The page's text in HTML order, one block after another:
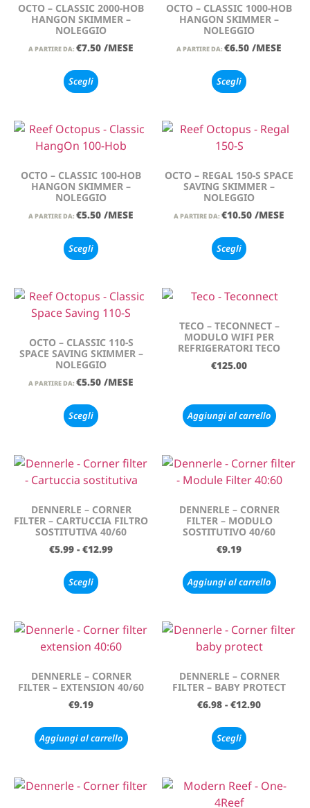
OCTO – CLASSIC 2000-HOB
HANGON SKIMMER –
NOLEGGIO
A PARTIRE DA: €7.50 /MESE
Scegli
OCTO – CLASSIC 1000-HOB
HANGON SKIMMER –
NOLEGGIO
A PARTIRE DA: €6.50 /MESE
Scegli
OCTO – CLASSIC 100-HOB
HANGON SKIMMER –
NOLEGGIO
A PARTIRE DA: €5.50 /MESE
Scegli
OCTO – REGAL 150-S SPACE
SAVING SKIMMER –
NOLEGGIO
A PARTIRE DA: €10.50 /MESE
Scegli
OCTO – CLASSIC 110-S
SPACE SAVING SKIMMER –
NOLEGGIO
A PARTIRE DA: €5.50 /MESE
Scegli
TECO – TECONNECT –
MODULO WIFI PER
REFRIGERATORI TECO
€125.00
Aggiungi al carrello
DENNERLE – CORNER
FILTER – CARTUCCIA FILTRO
SOSTITUTIVA 40/60
€5.99 - €12.99
Scegli
DENNERLE – CORNER
FILTER – MODULO
SOSTITUTIVO 40/60
€9.19
Aggiungi al carrello
DENNERLE – CORNER
FILTER – EXTENSION 40/60
€9.19
Aggiungi al carrello
DENNERLE – CORNER
FILTER – BABY PROTECT
€6.98 - €12.90
Scegli